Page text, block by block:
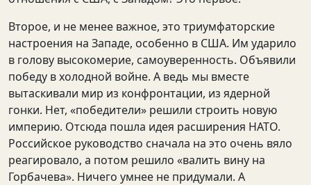
Второе, и не менее важное, это триумфаторские
настроения на Западе, особенно в США. Им ударило
в голову высокомерие, самоуверенность. Объявили
победу в холодной войне. А ведь мы вместе
вытаскивали мир из конфронтации, из ядерной
гонки. Нет, «победители» решили строить новую
империю. Отсюда пошла идея расширения НАТО.
Российское руководство сначала на это очень вяло
реагировало, а потом решило «валить вину на
Горбачева». Ничего умнее не придумали. А